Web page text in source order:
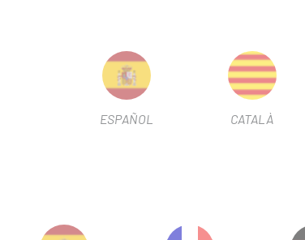
SU ACCETTA SOSPENSIONE ROCK
ESPAÑOL CATALÀ